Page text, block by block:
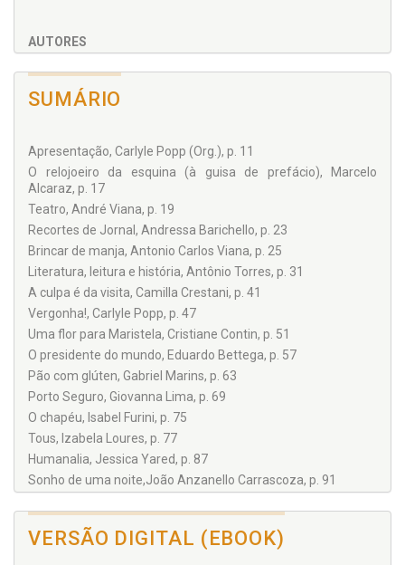
AUTORES
Andressa Barichello
Antônio Torres
Camilla Crestani
Carlyle Popp
Cristiane Contin
Eduardo Bettega
Gabriel Marins
Giovanna Lima
Isabel Furini
Izabela Loures
Jessica Yared
João Anzanello Carrascoza
José Castello
José Tucón
Lindsay Gracia Colle
Majeda Popp
Marcelo Alcaraz
SUMÁRIO
Apresentação, Carlyle Popp (Org.), p. 11
O relojoeiro da esquina (à guisa de prefácio), Marcelo
Alcaraz, p. 17
Teatro, André Viana, p. 19
Recortes de Jornal, Andressa Barichello, p. 23
Brincar de manja, Antonio Carlos Viana, p. 25
Literatura, leitura e história, Antônio Torres, p. 31
A culpa é da visita, Camilla Crestani, p. 41
Vergonha!, Carlyle Popp, p. 47
Uma flor para Maristela, Cristiane Contin, p. 51
O presidente do mundo, Eduardo Bettega, p. 57
Pão com glúten, Gabriel Marins, p. 63
Porto Seguro, Giovanna Lima, p. 69
O chapéu, Isabel Furini, p. 75
Tous, Izabela Loures, p. 77
Humanalia, Jessica Yared, p. 87
Sonho de uma noite,João Anzanello Carrascoza, p. 91
O homem de Akfak, Lindsay Gracia Colle, p. 105
VERSÃO DIGITAL (EBOOK)